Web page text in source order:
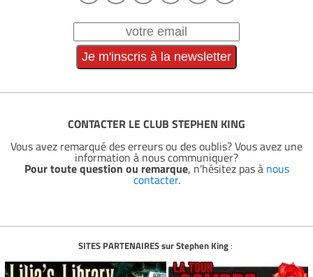
CONTACTER LE CLUB STEPHEN KING
Vous avez remarqué des erreurs ou des oublis? Vous avez une
information à nous communiquer?
Pour toute question ou remarque, n'hésitez pas à nous
contacter.
SITES PARTENAIRES sur Stephen King: